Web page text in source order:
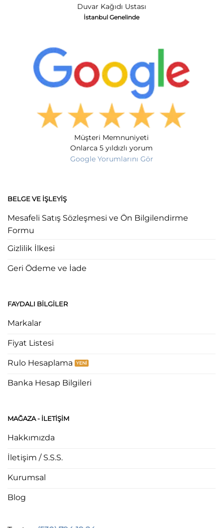
Duvar Kağıdı Ustası
İstanbul Genelinde
Müşteri Memnuniyeti
Onlarca 5 yıldızlı yorum
Google Yorumlarını Gör
BELGE VE İŞLEYIŞ
Mesafeli Satış Sözleşmesi ve Ön Bilgilendirme
Formu
Gizlilik İlkesi
Geri Ödeme ve İade
FAYDALI BILGILER
Markalar
Fiyat Listesi
Rulo Hesaplama
Banka Hesap Bilgileri
MAĞAZA - ILETIŞIM
Hakkımızda
İletişim / S.S.S.
Kurumsal
Blog